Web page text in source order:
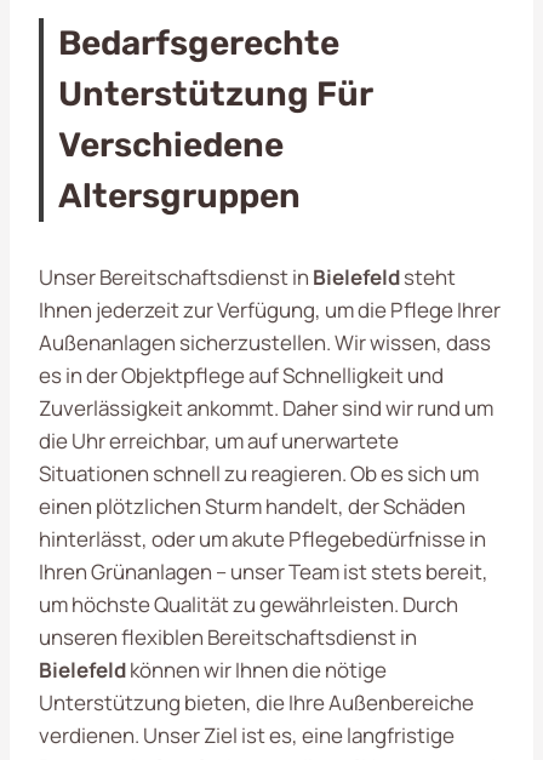
Bedarfsgerechte
Unterstützung Für
Verschiedene
Altersgruppen
Unser Bereitschaftsdienst in Bielefeldsteht
Ihnen jederzeit zur Verfügung, um die Pflege Ihrer
Außenanlagen sicherzustellen. Wir wissen, dass
es in der Objektpflege auf Schnelligkeit und
Zuverlässigkeit ankommt. Daher sind wir rund um
die Uhr erreichbar, um auf unerwartete
Situationen schnell zu reagieren. Ob es sich um
einen plötzlichen Sturm handelt, der Schäden
hinterlässt, oder um akute Pflegebedürfnisse in
Ihren Grünanlagen – unser Team ist stets bereit,
um höchste Qualität zu gewährleisten. Durch
unseren flexiblen Bereitschaftsdienst in
Bielefeldkönnen wir Ihnen die nötige
Unterstützung bieten, die Ihre Außenbereiche
verdienen. Unser Ziel ist es, eine langfristige